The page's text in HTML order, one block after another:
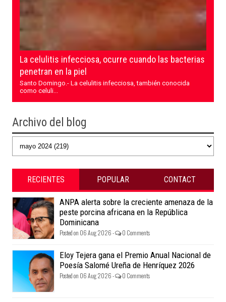
La celulitis infecciosa, ocurre cuando las bacterias
penetran en la piel
Santo Domingo.- La celulitis infecciosa, también conocida
como celuli...
Archivo del blog
RECIENTES POPULAR CONTACT
ANPA alerta sobre la creciente amenaza de la
peste porcina africana en la República
Dominicana
Posted on 06 Aug 2026 - 0 Comments
Eloy Tejera gana el Premio Anual Nacional de
Poesía Salomé Ureña de Henríquez 2026
Posted on 06 Aug 2026 - 0 Comments